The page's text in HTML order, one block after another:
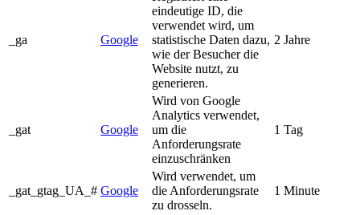
_ga Google
eindeutige ID, die
verwendet wird, um
statistische Daten dazu,
wie der Besucher die
Website nutzt, zu
generieren.
2 Jahre
_gat Google
Wird von Google
Analytics verwendet,
um die
Anforderungsrate
einzuschränken
1 Tag
_gat_gtag_UA_# Google
Wird verwendet, um
die Anforderungsrate
zu drosseln.
1 Minute